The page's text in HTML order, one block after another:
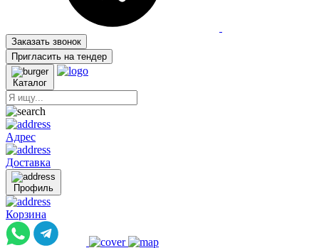
Заказать звонок
Пригласить на тендер
Каталог
Адрес
Доставка
Профиль
Корзина